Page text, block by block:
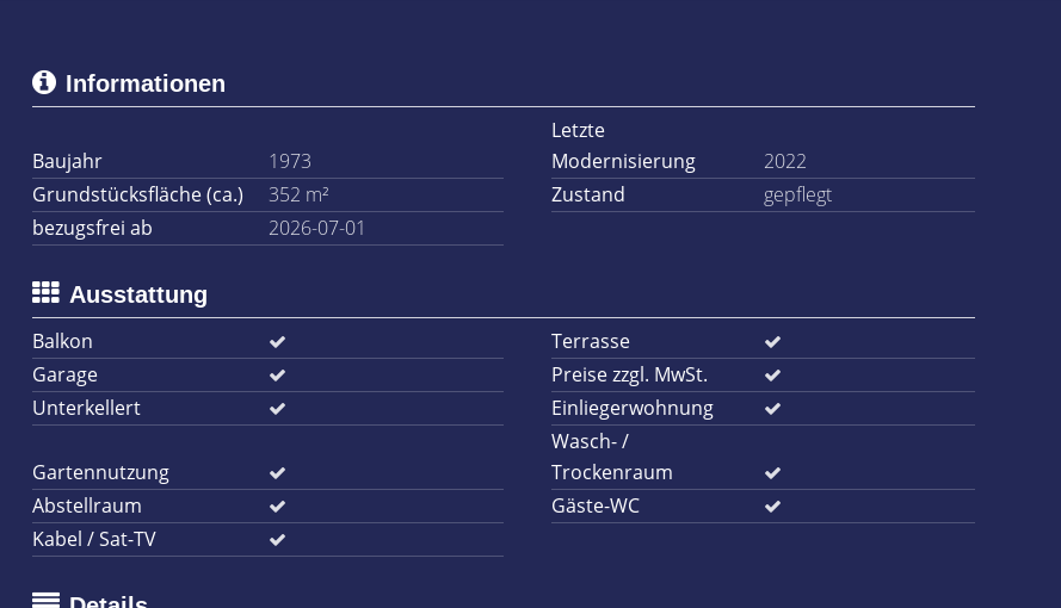
Informationen
Baujahr 1973
Letzte
Modernisierung
2022
Grundstücksfläche (ca.)
352 m² Zustand
gepflegt
bezugsfrei ab
2026-07-01
Ausstattung
Balkon
Terrasse
Garage
Preise zzgl. MwSt.
Unterkellert
Einliegerwohnung
Gartennutzung
Wasch- /
Trockenraum
Abstellraum
Gäste-WC
Kabel / Sat-TV